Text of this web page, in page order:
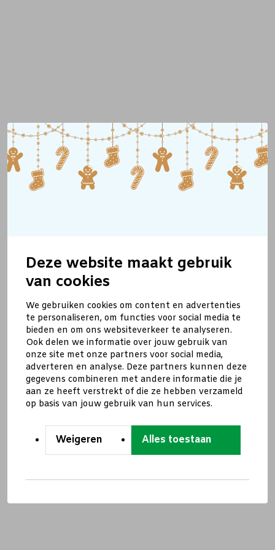
Deze website maakt gebruik
van cookies
We gebruiken cookies om content en advertenties
te personaliseren, om functies voor social media te
bieden en om ons websiteverkeer te analyseren.
Ook delen we informatie over jouw gebruik van
onze site met onze partners voor social media,
adverteren en analyse. Deze partners kunnen deze
gegevens combineren met andere informatie die je
aan ze heeft verstrekt of die ze hebben verzameld
op basis van jouw gebruik van hun services.
Weigeren Alles toestaan